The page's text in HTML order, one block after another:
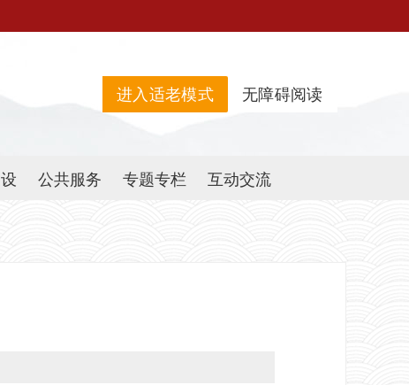
无障碍阅读
进入适老模式
公共服务 专题专栏
互动交流